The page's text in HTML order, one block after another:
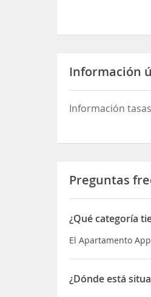
Información
Información tasas
Preguntas
¿Qué categoría
El Apartamento
¿Dónde está